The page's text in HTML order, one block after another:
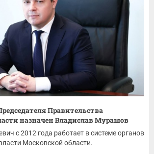
Правительства
назначен Владислав Мурашов
с 2012 года работает в системе органов
Московской области.